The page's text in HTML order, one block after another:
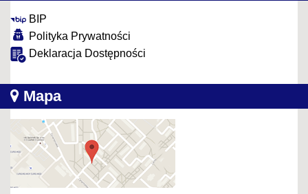
BIP
Polityka Prywatności
Deklaracja Dostępności
Mapa